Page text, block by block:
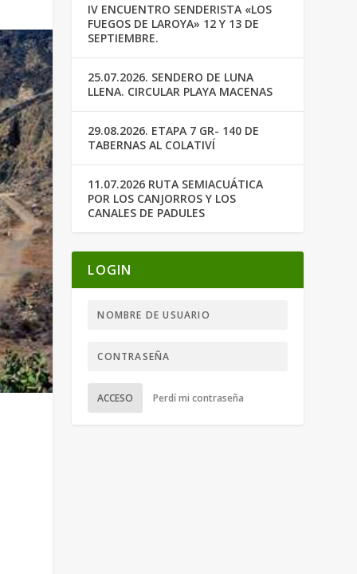
IV ENCUENTRO SENDERISTA «LOS
FUEGOS DE LAROYA» 12 Y 13 DE
SEPTIEMBRE.
25.07.2026. SENDERO DE LUNA
LLENA. CIRCULAR PLAYA MACENAS
29.08.2026. ETAPA 7 GR- 140 DE
TABERNAS AL COLATIVÍ
11.07.2026 RUTA SEMIACUÁTICA
POR LOS CANJORROS Y LOS
CANALES DE PADULES
LOGIN
ACCESO Perdí mi contraseña